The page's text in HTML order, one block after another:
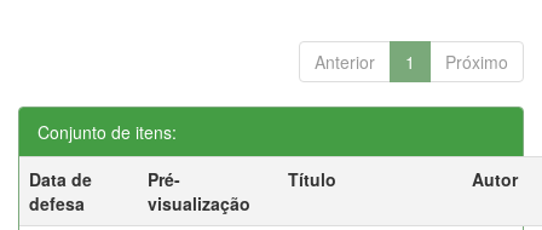
Anterior 1 Próximo
Conjunto de itens:
Data de
defesa
Pré-
visualização
Título Autor